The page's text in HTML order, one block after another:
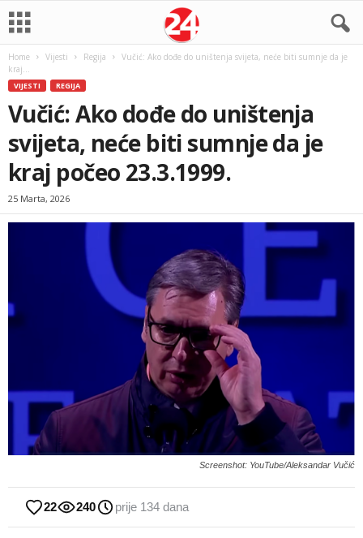
Home Vijesti Regija
Vučić: Ako dođe do uništenja svijeta, neće biti sumnje da je
kraj...
VIJESTI REGIJA
Vučić: Ako dođe do uništenja
svijeta, neće biti sumnje da je
kraj počeo 23.3.1999.
25 Marta, 2026
Screenshot: YouTube/Aleksandar Vučić
22 240 prije 134 dana